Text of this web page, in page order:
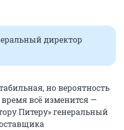
директор
но вероятность
всё изменится —
Питеру» генеральный